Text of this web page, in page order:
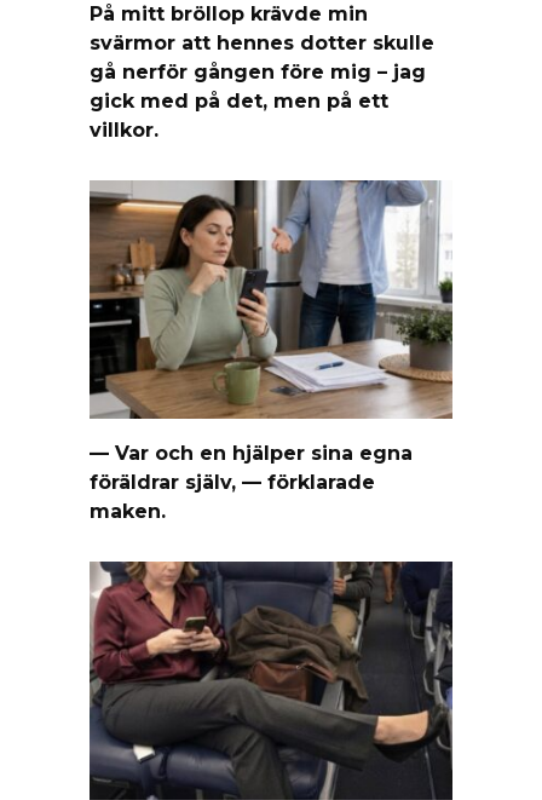
På mitt bröllop krävde min
svärmor att hennes dotter skulle
gå nerför gången före mig – jag
gick med på det, men på ett
villkor.
— Var och en hjälper sina egna
föräldrar själv, — förklarade
maken.